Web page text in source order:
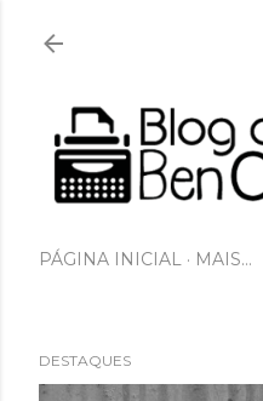
PÁGINA INICIAL MAIS…
DESTAQUES